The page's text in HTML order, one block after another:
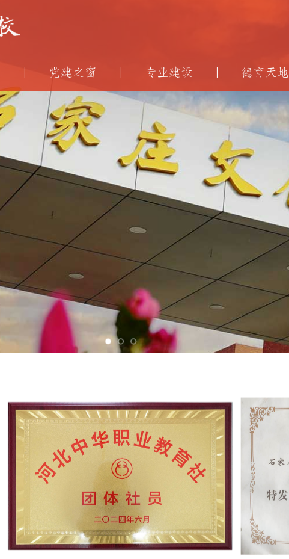
党建之窗 专业建设 德育天地